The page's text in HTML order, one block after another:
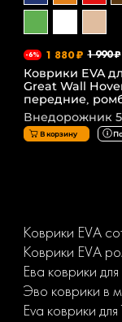
-6% 1 880 ₽ 1 990 ₽
Коврики EVA
Great Wall
передние,
Внедорожник
В корзину
Коврики EVA
Коврики EVA
Ева коврики
Эво коврики в
Eva коврики